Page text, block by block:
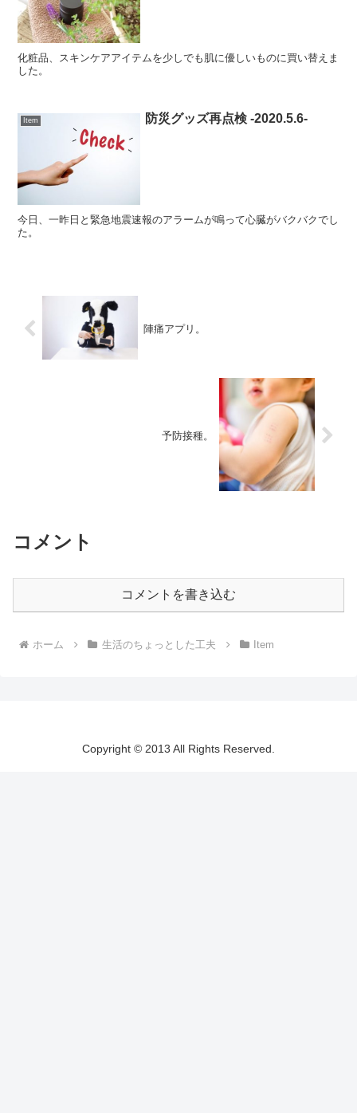
化粧品、スキンケアアイテムを少しでも肌に優しいものに買い替えま
した。
Item 防災グッズ再点検 -2020.5.6-
今日、一昨日と緊急地震速報のアラームが鳴って心臓がバクバクでし
た。
陣痛アプリ。
予防接種。
コメント
コメントを書き込む
ホーム 生活のちょっとした工夫 Item
Copyright © 2013 All Rights Reserved.